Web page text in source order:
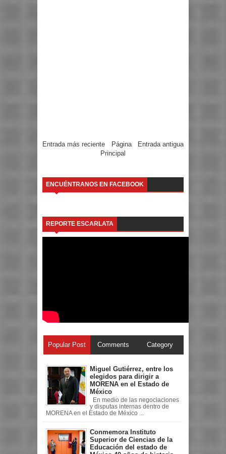
Entrada más reciente Entrada antigua
Página
Principal
ENCUÉNTRANOS EN FACEBOOK
REPORTE ESCARLATA
Popular Post Comments Category
Miguel Gutiérrez, entre los
elegidos para dirigir a
MORENA en el Estado de
México
En medio de las negociaciones
y disputas internas dentro de
MORENA en el Estado de México ...
Conmemora Instituto
Superior de Ciencias de la
Educación del estado de